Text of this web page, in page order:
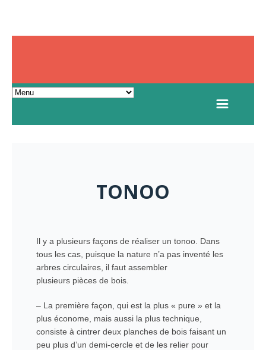
TONOO
Il y a plusieurs façons de réaliser un tonoo. Dans
tous les cas, puisque la nature n’a pas inventé les
arbres circulaires, il faut assembler
plusieurs pièces de bois.
– La première façon, qui est la plus « pure » et la
plus économe, mais aussi la plus technique,
consiste à cintrer deux planches de bois faisant un
peu plus d’un demi-cercle et de les relier pour